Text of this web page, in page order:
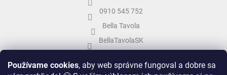
Používame cookies, aby web správne fungoval a dobre sa
0910 545 752
Bella Tavola
BellaTavolaSK